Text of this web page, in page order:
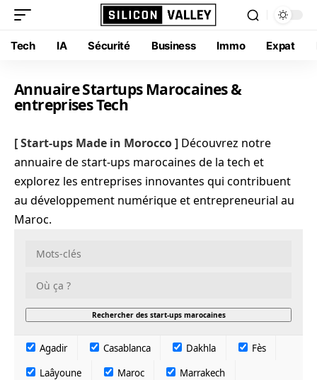
Tech IA Sécurité Business Immo Expat
Annuaire Startups Marocaines &
entreprises Tech
[ Start-ups Made in Morocco ] Découvrez notre
annuaire de start-ups marocaines de la tech et
explorez les entreprises innovantes qui contribuent
au développement numérique et entrepreneurial au
Maroc.
Agadir Casablanca Dakhla
Fès
Laâyoune
Maroc
Marrakech